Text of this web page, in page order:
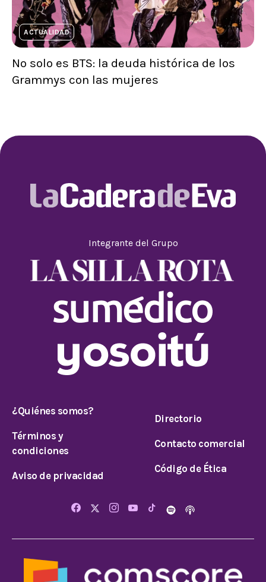
ACTUALIDAD
No solo es BTS: la deuda histórica de los
Grammys con las mujeres
Integrante del Grupo
¿Quiénes somos?
Términos y
condiciones
Aviso de privacidad
Directorio
Contacto comercial
Código de Ética